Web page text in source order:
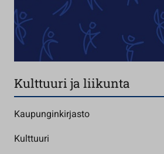
Kulttuuri ja liikunta
Kaupunginkirjasto
Kulttuuri